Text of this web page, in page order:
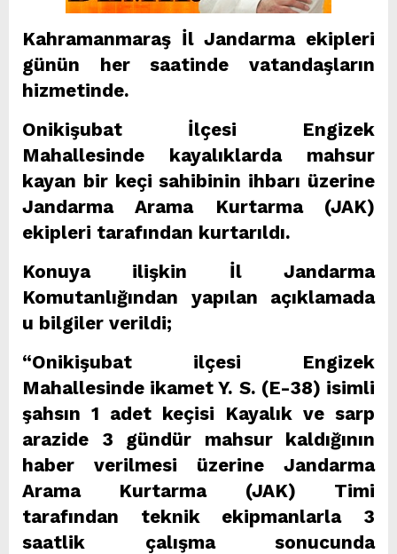
Kahramanmaraş İl Jandarma ekipleri
günün her saatinde vatandaşların
hizmetinde.
Onikişubat İlçesi Engizek
Mahallesinde kayalıklarda mahsur
kayan bir keçi sahibinin ihbarı üzerine
Jandarma Arama Kurtarma (JAK)
ekipleri tarafından kurtarıldı.
Konuya ilişkin İl Jandarma
Komutanlığından yapılan açıklamada
u bilgiler verildi;
“Onikişubat ilçesi Engizek
Mahallesinde ikamet Y. S. (E-38) isimli
şahsın 1 adet keçisi Kayalık ve sarp
arazide 3 gündür mahsur kaldığının
haber verilmesi üzerine Jandarma
Arama Kurtarma (JAK) Timi
tarafından teknik ekipmanlarla 3
saatlik çalışma sonucunda